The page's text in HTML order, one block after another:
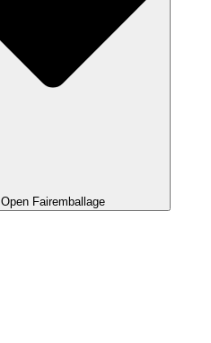
Open Fairemballage